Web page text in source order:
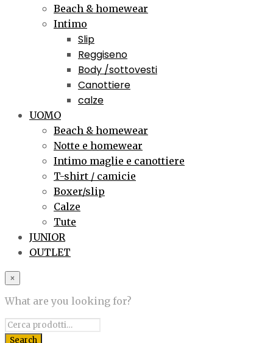
Beach & homewear
Intimo
Slip
Reggiseno
Body /sottovesti
Canottiere
calze
UOMO
Beach & homewear
Notte e homewear
Intimo maglie e canottiere
T-shirt / camicie
Boxer/slip
Calze
Tute
JUNIOR
OUTLET
×
What are you looking for?